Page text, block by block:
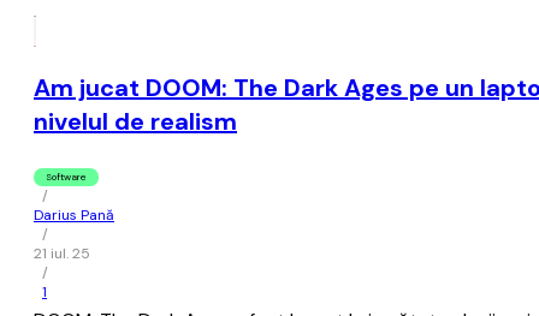
Am jucat DOOM: The Dark Ages pe un
nivelul de realism
Software
/
Darius Pană
/
21 iul. 25
/
1